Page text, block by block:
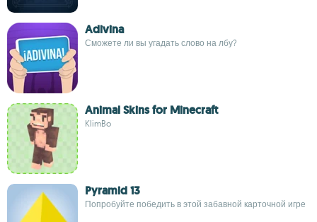
Adivina
Сможете ли вы угадать слово на лбу?
Animal Skins for Minecraft
KlimBo
Pyramid 13
Попробуйте победить в этой забавной карточной игре